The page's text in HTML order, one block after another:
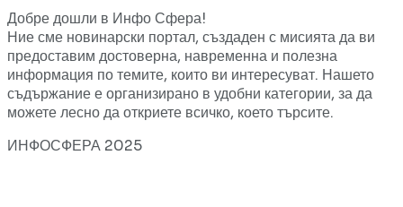
Добре дошли в Инфо Сфера!
Ние сме новинарски портал, създаден с мисията да ви
предоставим достоверна, навременна и полезна
информация по темите, които ви интересуват. Нашето
съдържание е организирано в удобни категории, за да
можете лесно да откриете всичко, което търсите.
ИНФОСФЕРА 2025